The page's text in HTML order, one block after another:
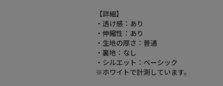
【詳細】
・透け感：あり
・伸縮性：あり
・生地の厚さ：普通
・裏地：なし
・シルエット：ベーシック
※ホワイトで計測しています。